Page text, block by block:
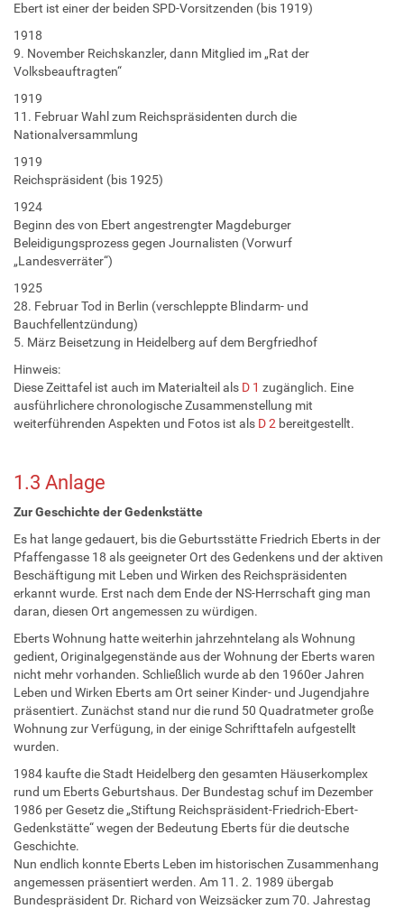
Ebert ist einer der beiden SPD-Vorsitzenden (bis 1919)
1918
9. November Reichskanzler, dann Mitglied im „Rat der
Volksbeauftragten“
1919
11. Februar Wahl zum Reichspräsidenten durch die
Nationalversammlung
1919
Reichspräsident (bis 1925)
1924
Beginn des von Ebert angestrengter Magdeburger
Beleidigungsprozess gegen Journalisten (Vorwurf
„Landesverräter“)
1925
28. Februar Tod in Berlin (verschleppte Blindarm- und
Bauchfellentzündung)
5. März Beisetzung in Heidelberg auf dem Bergfriedhof
Hinweis:
Diese Zeittafel ist auch im Materialteil als D 1 zugänglich. Eine
ausführlichere chronologische Zusammenstellung mit
weiterführenden Aspekten und Fotos ist als D 2 bereitgestellt.
1.3 Anlage
Zur Geschichte der Gedenkstätte
Es hat lange gedauert, bis die Geburtsstätte Friedrich Eberts in der
Pfaffengasse 18 als geeigneter Ort des Gedenkens und der aktiven
Beschäftigung mit Leben und Wirken des Reichspräsidenten
erkannt wurde. Erst nach dem Ende der NS-Herrschaft ging man
daran, diesen Ort angemessen zu würdigen.
Eberts Wohnung hatte weiterhin jahrzehntelang als Wohnung
gedient, Originalgegenstände aus der Wohnung der Eberts waren
nicht mehr vorhanden. Schließlich wurde ab den 1960er Jahren
Leben und Wirken Eberts am Ort seiner Kinder- und Jugendjahre
präsentiert. Zunächst stand nur die rund 50 Quadratmeter große
Wohnung zur Verfügung, in der einige Schrifttafeln aufgestellt
wurden.
1984 kaufte die Stadt Heidelberg den gesamten Häuserkomplex
rund um Eberts Geburtshaus. Der Bundestag schuf im Dezember
1986 per Gesetz die „Stiftung Reichspräsident-Friedrich-Ebert-
Gedenkstätte“ wegen der Bedeutung Eberts für die deutsche
Geschichte.
Nun endlich konnte Eberts Leben im historischen Zusammenhang
angemessen präsentiert werden. Am 11. 2. 1989 übergab
Bundespräsident Dr. Richard von Weizsäcker zum 70. Jahrestag